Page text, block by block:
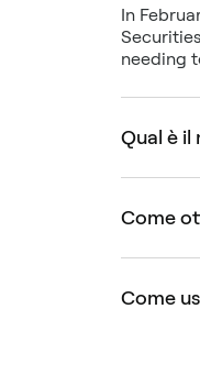
In
needing
Qual è
Come
Come